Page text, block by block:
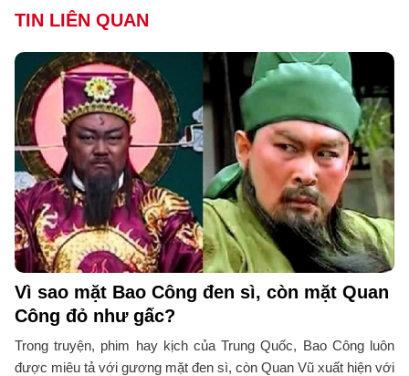
TIN LIÊN QUAN
Vì sao mặt Bao Công đen sì, còn mặt Quan
Công đỏ như gấc?
Trong truyện, phim hay kịch của Trung Quốc, Bao Công luôn
được miêu tả với gương mặt đen sì, còn Quan Vũ xuất hiện với